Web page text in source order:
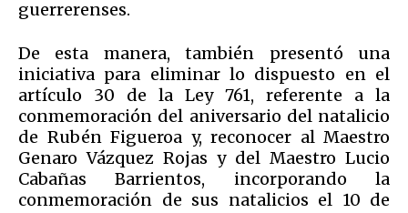
guerrerenses.
De esta manera, también presentó una
iniciativa para eliminar lo dispuesto en el
artículo 30 de la Ley 761, referente a la
conmemoración del aniversario del natalicio
de Rubén Figueroa y, reconocer al Maestro
Genaro Vázquez Rojas y del Maestro Lucio
Cabañas Barrientos, incorporando la
conmemoración de sus natalicios el 10 de